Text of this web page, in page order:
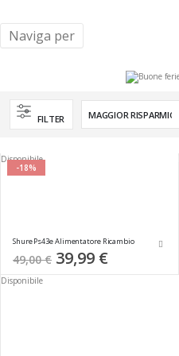
FILTER
-18%
Disponibile
Shure Ps43e Alimentatore Ricambio
49,00 € Special
Price
39,99 €
Disponibile
Naviga per